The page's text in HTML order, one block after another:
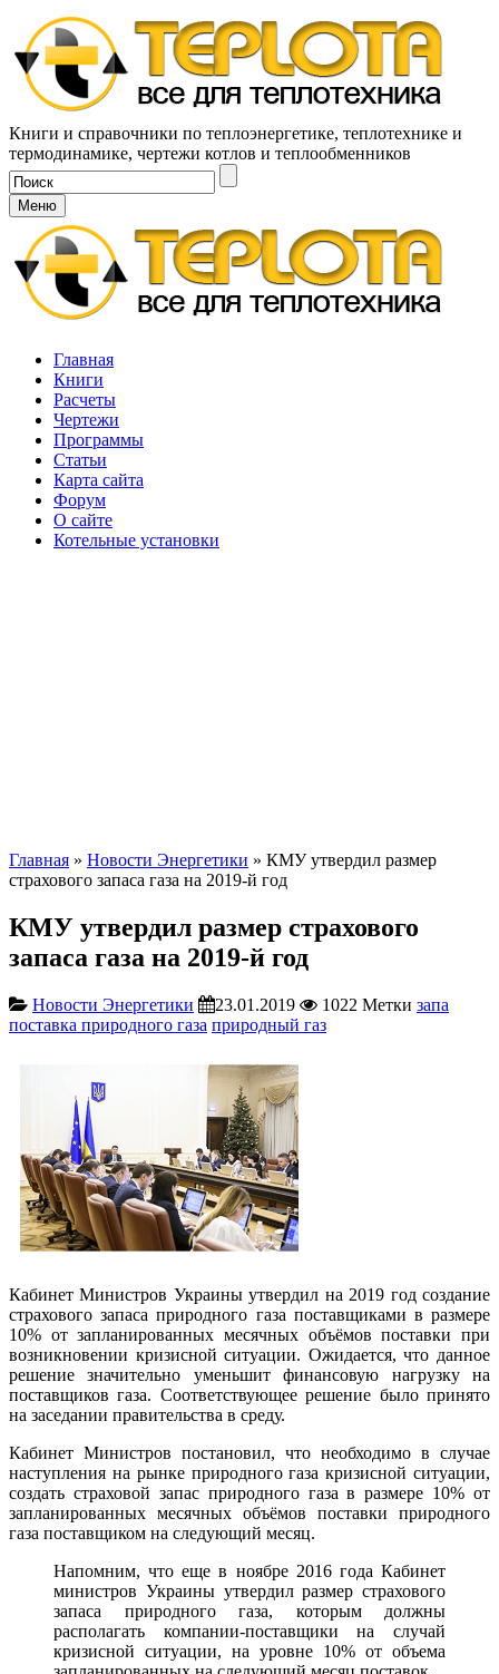
Книги и справочники по теплоэнергетике, теплотехнике и
термодинамике, чертежи котлов и теплообменников
Меню
Главная
Книги
Расчеты
Чертежи
Программы
Статьи
Карта сайта
Форум
О сайте
Котельные установки
Главная » Новости Энергетики » КМУ утвердил размер
страхового запаса газа на 2019-й год
КМУ утвердил размер страхового
запаса газа на 2019-й год
Новости Энергетики 23.01.2019 1022 Метки запа
поставка природного газа природный газ
Кабинет Министров Украины утвердил на 2019 год создание
страхового запаса природного газа поставщиками в размере
10% от запланированных месячных объёмов поставки при
возникновении кризисной ситуации. Ожидается, что данное
решение значительно уменьшит финансовую нагрузку на
поставщиков газа. Соответствующее решение было принято
на заседании правительства в среду.
Кабинет Министров постановил, что необходимо в случае
наступления на рынке природного газа кризисной ситуации,
создать страховой запас природного газа в размере 10% от
запланированных месячных объёмов поставки природного
газа поставщиком на следующий месяц.
Напомним, что еще в ноябре 2016 года Кабинет
министров Украины утвердил размер страхового
запаса природного газа, которым должны
располагать компании-поставщики на случай
кризисной ситуации, на уровне 10% от объема